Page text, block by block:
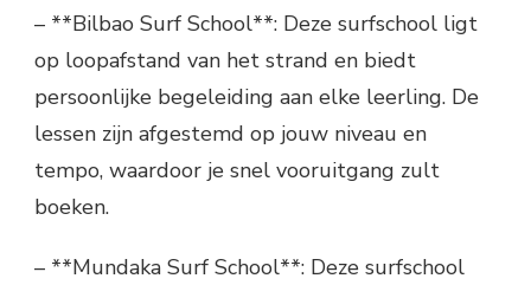
– **Bilbao Surf School**: Deze surfschool ligt
op loopafstand van het strand en biedt
persoonlijke begeleiding aan elke leerling. De
lessen zijn afgestemd op jouw niveau en
tempo, waardoor je snel vooruitgang zult
boeken.
– **Mundaka Surf School**: Deze surfschool